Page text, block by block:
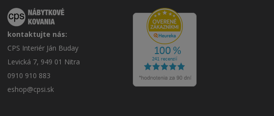
kontaktujte nás:
CPS Interiér Ján Buday
Levická 7, 949 01 Nitra
0910 910 883
eshop@cpsi.sk